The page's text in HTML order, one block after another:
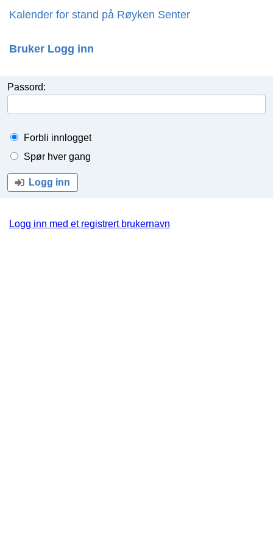
Kalender for stand på Røyken Senter
Bruker Logg inn
Passord:
Forbli innlogget
Spør hver gang
Logg inn
Logg inn med et registrert brukernavn